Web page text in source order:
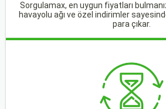
Sorgulamax, en uygun fiyatları
havayolu ağı ve özel indirimler
para çıkar.